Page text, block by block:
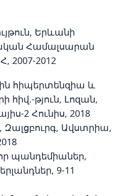
Երևանի
Համալսարան
2007-2012
հիպերտենզիա և
հիվ.-թյուն, Լոզան,
2 Հունիս, 2018
Զալցբուրգ, Ավստրիա,
պանդեմիաներ,
9-11